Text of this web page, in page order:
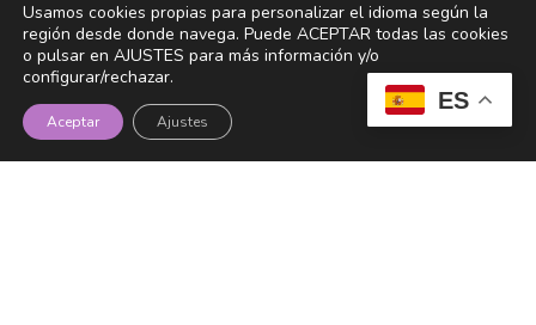
Fundación Senara
ES
Usamos cookies propias para personalizar el idioma según la
región desde donde navega. Puede ACEPTAR todas las cookies
o pulsar en AJUSTES para más información y/o
configurar/rechazar.
Aceptar Ajustes